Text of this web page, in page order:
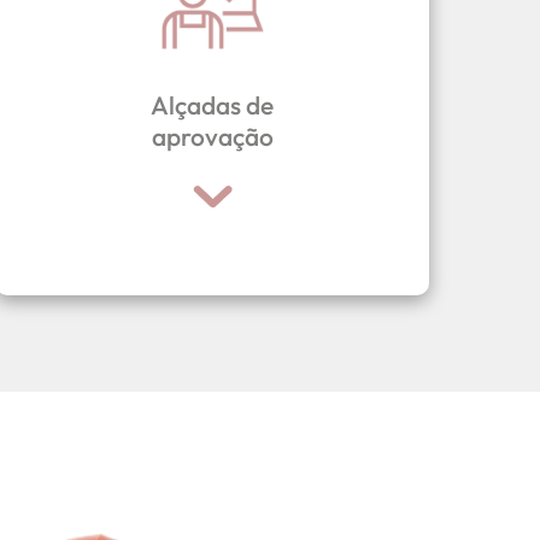
Alçadas de
aprovação
onde as vendas realizadas pelo
por alçadas superiores dentro do
sistema levando em conta vários
lucro, valor de venda, ebitda e